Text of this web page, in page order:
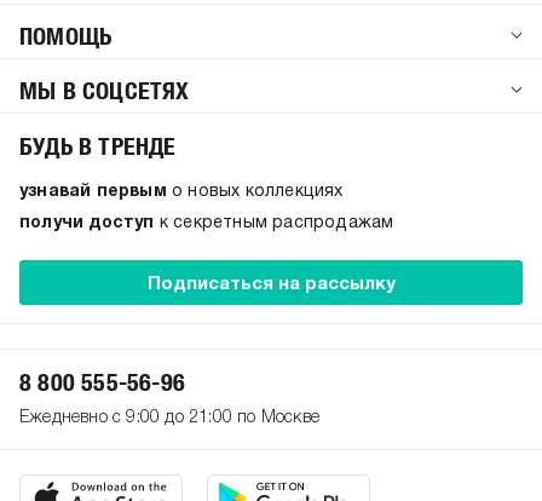
ПОМОЩЬ
МЫ В СОЦСЕТЯХ
БУДЬ В ТРЕНДЕ
узнавай первым о новых коллекциях
получи доступ
к секретным распродажам
Подписаться на рассылку
8 800 555-56-96
Ежедневно с 9:00 до 21:00 по Москве